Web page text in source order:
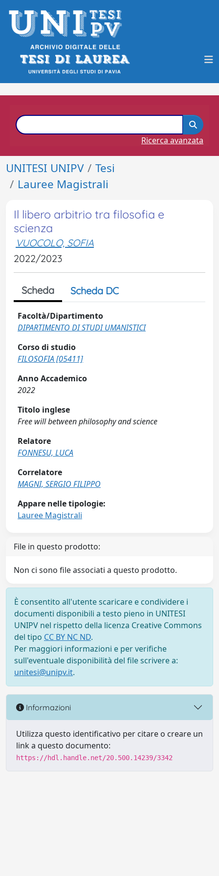
Ricerca avanzata
UNITESI UNIPV
Tesi
Lauree Magistrali
Il libero arbitrio tra filosofia e
scienza
VUOCOLO, SOFIA
2022/2023
Scheda Scheda DC
Facoltà/Dipartimento
DIPARTIMENTO DI STUDI UMANISTICI
Corso di studio
FILOSOFIA [05411]
Anno Accademico
2022
Titolo inglese
Free will between philosophy and science
Relatore
FONNESU, LUCA
Correlatore
MAGNI, SERGIO FILIPPO
Appare nelle tipologie:
Lauree Magistrali
File in questo prodotto:
Non ci sono file associati a questo prodotto.
È consentito all'utente scaricare e condividere i
documenti disponibili a testo pieno in UNITESI
UNIPV nel rispetto della licenza Creative Commons
del tipo CC BY NC ND.
Per maggiori informazioni e per verifiche
sull'eventuale disponibilità del file scrivere a:
unitesi@unipv.it.
Informazioni
Utilizza questo identificativo per citare o creare un
link a questo documento:
https://hdl.handle.net/20.500.14239/3342